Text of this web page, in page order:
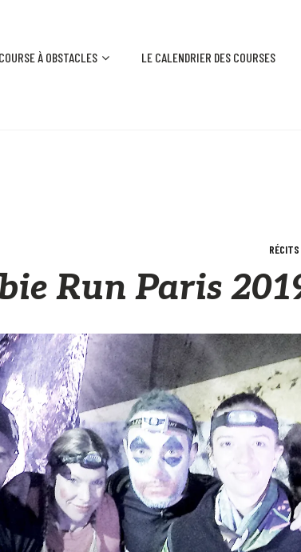
À OBSTACLES LE CALENDRIER DES COURSES
Run Paris